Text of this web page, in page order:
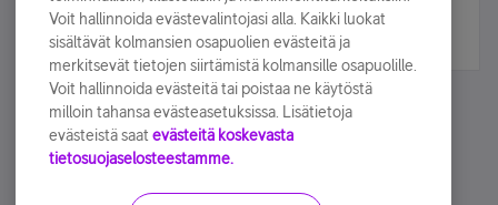
Tilaa nyt
Voit hallinnoida evästevalintojasi alla. Kaikki luokat
sisältävät kolmansien osapuolien evästeitä ja
merkitsevät tietojen siirtämistä kolmansille osapuolille.
Voit hallinnoida evästeitä tai poistaa ne käytöstä
milloin tahansa evästeasetuksissa. Lisätietoja
evästeistä saat evästeitä koskevasta
tietosuojaselosteestamme.